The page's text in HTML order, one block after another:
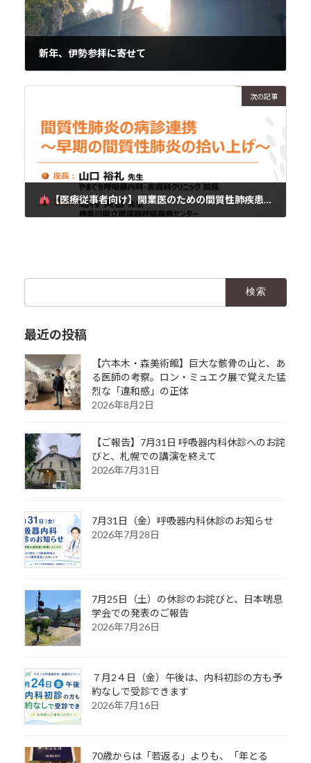
新年、伊勢参拝に寄せて
次の記事
【医療従事者向け】開業医のための間質性肺疾患セミナーを開催します｜
最近の投稿
【六本木・森美術館】巨大な骸骨の山と、あ
る医師の考察。ロン・ミュエク展で覚えた猛
烈な「違和感」の正体
2026年8月2日
【ご報告】7月31日 呼吸器内科休診へのお詫
びと、札幌での講演を終えて
2026年7月31日
7月31日（金）呼吸器内科休診のお知らせ
2026年7月28日
7月25日（土）の休診のお詫びと、日本喘息
学会での発表のご報告
2026年7月26日
７月2４日（金）午後は、内科初診の方も予
約なしで受診できます
2026年7月16日
70歳からは「若返る」よりも、「年とる